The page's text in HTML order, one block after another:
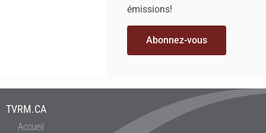
émissions!
Abonnez-vous
TVRM.CA
Accueil